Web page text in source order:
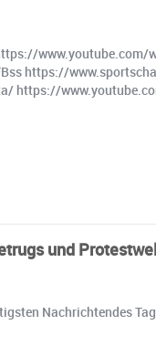
www.youtube.com/
https://
und
Nachrichtendes